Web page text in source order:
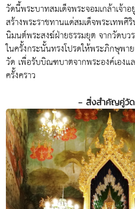
วัดนี้พระบาทสมเด็จพระจอมเกล้าเจ้า
สร้างพระราชทานแด่สมเด็จพระเทพศิ
นิมนต์พระสงฆ์ฝ่ายธรรมยุต จากวัดบว
ในครั้งกระนั้นทรงโปรดให้พระภิกษุพา
วัด เพื่อรับบิณฑบาตจากพระองค์เองแ
ครั้งคราว
- สิ่งสำคัญคู่วั